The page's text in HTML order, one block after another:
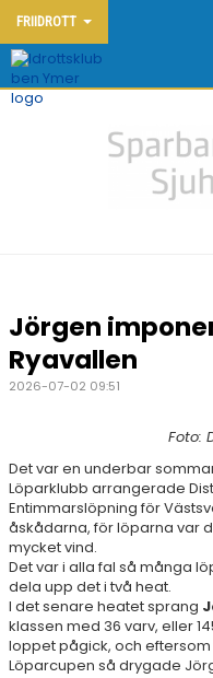
FRIIDROTT
HEM - FRIIDROTT
DOKUMENT
FRIIDROTTSSKOLAN
YMERSPELEN DEN 7:E JUNI
TÄVLINGAR
RESULTAT & STATISTIK
NIU BORÅS
MÅNADENS FRIIDROTTARE
Jörgen
Ryavallen
2026-07-02 09:51
Foto:
Det var en underbar
Löparklubb arrangerade
Entimmarslöpning för
åskådarna, för löparna var
mycket vind.
Det var i alla fal så många
dela upp det i två heat.
I det senare heatet sprang
klassen med 36 varv, eller
loppet pågick, och
Löparcupen så drygade